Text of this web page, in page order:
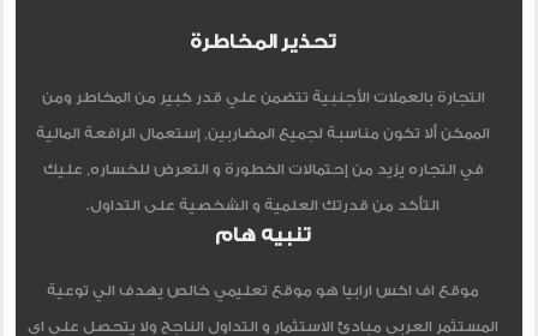
تحذير المخاطرة
التجارة بالعملات الأجنبية تتضمن علي قدر كبير من المخاطر ومن
الممكن ألا تكون مناسبة لجميع المضاربين, إستعمال الرافعة المالية
في التجاره يزيد من إحتمالات الخطورة و التعرض للخساره, عليك
التأكد من قدرتك العلمية و الشخصية على التداول.
تنبيه هام
موقع اف اكس ارابيا هو موقع تعليمي خالص يهدف الي توعية
المستثمر العربي مبادئ الاستثمار و التداول الناجح ولا يتحصل علي اي